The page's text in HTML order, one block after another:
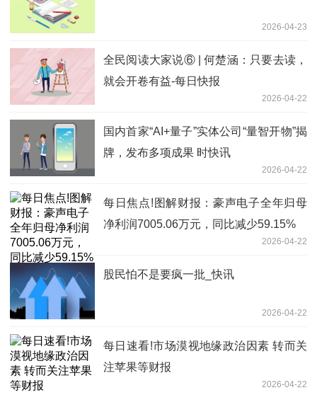
2026-04-23
全民阅读大家说⑥ | 何楚涵：只要去读，
就会开卷有益-每日快报
2026-04-22
国内首家“AI+量子”实体公司“量智开物”揭
牌，发布多项成果 时快讯
2026-04-22
每日焦点!图解财报：豪声电子全年归母
净利润7005.06万元，同比减少59.15%
2026-04-22
股民怕不是要疯一批_快讯
2026-04-22
每日速看!市场漠视地缘政治因素 转而关
注苹果等财报
2026-04-22